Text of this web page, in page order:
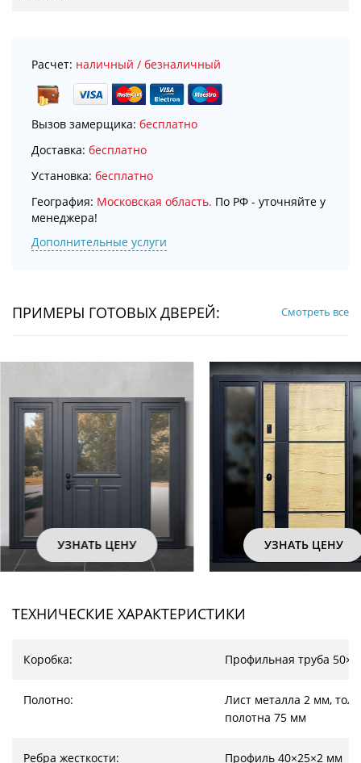
Расчет: наличный / безналичный
Вызов замерщика: бесплатно
Доставка: бесплатно
Установка: бесплатно
География: Московская область. По РФ - уточняйте у
менеджера!
Дополнительные услуги
ПРИМЕРЫ ГОТОВЫХ ДВЕРЕЙ: Смотреть все
ЦЕНУ УЗНАТЬ ЦЕНУ
ТЕХНИЧЕСКИЕ ХАРАКТЕРИСТИКИ
Коробка: Профильная труба
Полотно:
Лист металла 2 мм,
полотна 75 мм
Ребра жесткости: Профиль 40×25×2 мм